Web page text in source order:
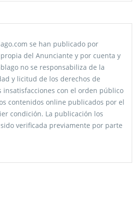
se han publicado por
del Anunciante y por cuenta y
no se responsabiliza de la
y licitud de los derechos de
insatisfacciones con el orden público
contenidos online publicados por el
condición. La publicación los
verificada previamente por parte